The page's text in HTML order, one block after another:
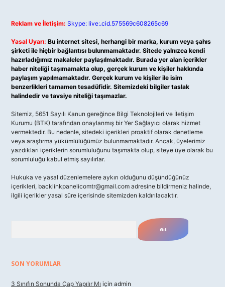
Reklam ve İletişim: Skype: live:.cid.575569c608265c69
Yasal Uyarı: Bu internet sitesi, herhangi bir marka, kurum veya şahıs
şirketi ile hiçbir bağlantısı bulunmamaktadır. Sitede yalnızca kendi
hazırladığımız makaleler paylaşılmaktadır. Burada yer alan içerikler
haber niteliği taşımamakta olup, gerçek kurum ve kişiler hakkında
paylaşım yapılmamaktadır. Gerçek kurum ve kişiler ile isim
benzerlikleri tamamen tesadüfidir. Sitemizdeki bilgiler taslak
halindedir ve tavsiye niteliği taşımazlar.
Sitemiz, 5651 Sayılı Kanun gereğince Bilgi Teknolojileri ve İletişim
Kurumu (BTK) tarafından onaylanmış bir Yer Sağlayıcı olarak hizmet
vermektedir. Bu nedenle, sitedeki içerikleri proaktif olarak denetleme
veya araştırma yükümlülüğümüz bulunmamaktadır. Ancak, üyelerimiz
yazdıkları içeriklerin sorumluluğunu taşımakta olup, siteye üye olarak bu
sorumluluğu kabul etmiş sayılırlar.
Hukuka ve yasal düzenlemelere aykırı olduğunu düşündüğünüz
içerikleri, backlinkpanelicomtr@gmail.com adresine bildirmeniz halinde,
ilgili içerikler yasal süre içerisinde sitemizden kaldırılacaktır.
SON YORUMLAR
3 Sınıfın Sonunda Çap Yapılır Mı için admin